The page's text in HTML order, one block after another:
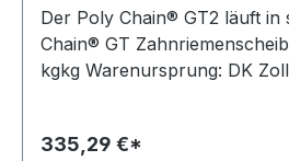
Der Poly Chain® GT2 läuft in
Chain® GT
kgkg Warenursprung: DK
Außendurchmesser Da:
335,29 €*